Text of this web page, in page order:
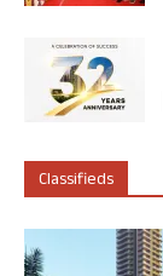
Classifieds